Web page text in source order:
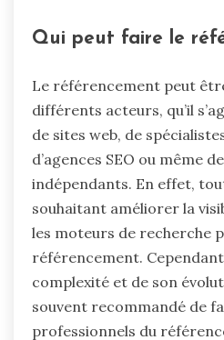
Qui peut faire le
Le référencement peut
différents acteurs, qu’il
de sites web, de
d’agences SEO ou même
indépendants. En effet,
souhaitant améliorer la
les moteurs de recherche
référencement.
complexité et de son
souvent recommandé de
professionnels du